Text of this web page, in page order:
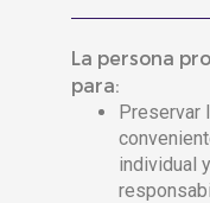
La persona
para:
Preservar
individual